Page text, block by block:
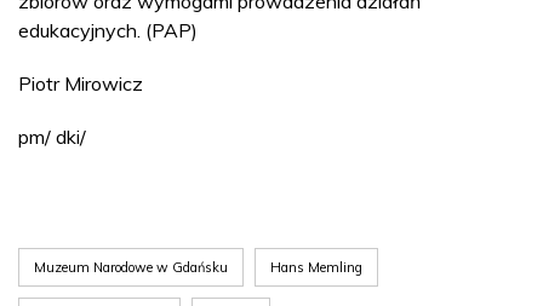
edukacyjnych. (PAP)
Piotr Mirowicz
pm/ dki/
Muzeum Narodowe w Gdańsku Hans Memling